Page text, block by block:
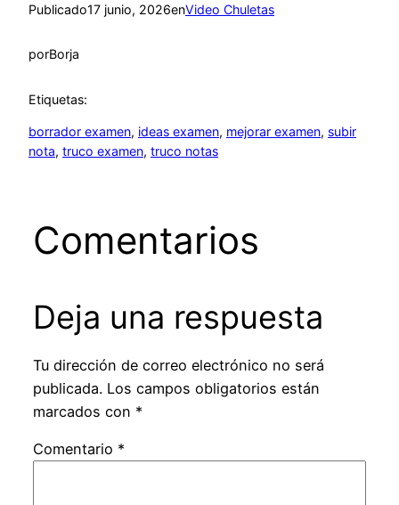
Publicado17 junio, 2026enVideo Chuletas
porBorja
Etiquetas:
borrador examen, ideas examen, mejorar examen, subir
nota, truco examen, truco notas
Comentarios
Deja una respuesta
Tu dirección de correo electrónico no será
publicada. Los campos obligatorios están
marcados con *
Comentario *